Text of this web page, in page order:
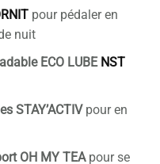
pour pédaler en
nuit
ECO LUBE NST
STAY’ACTIVpour en
OH MY TEApour se